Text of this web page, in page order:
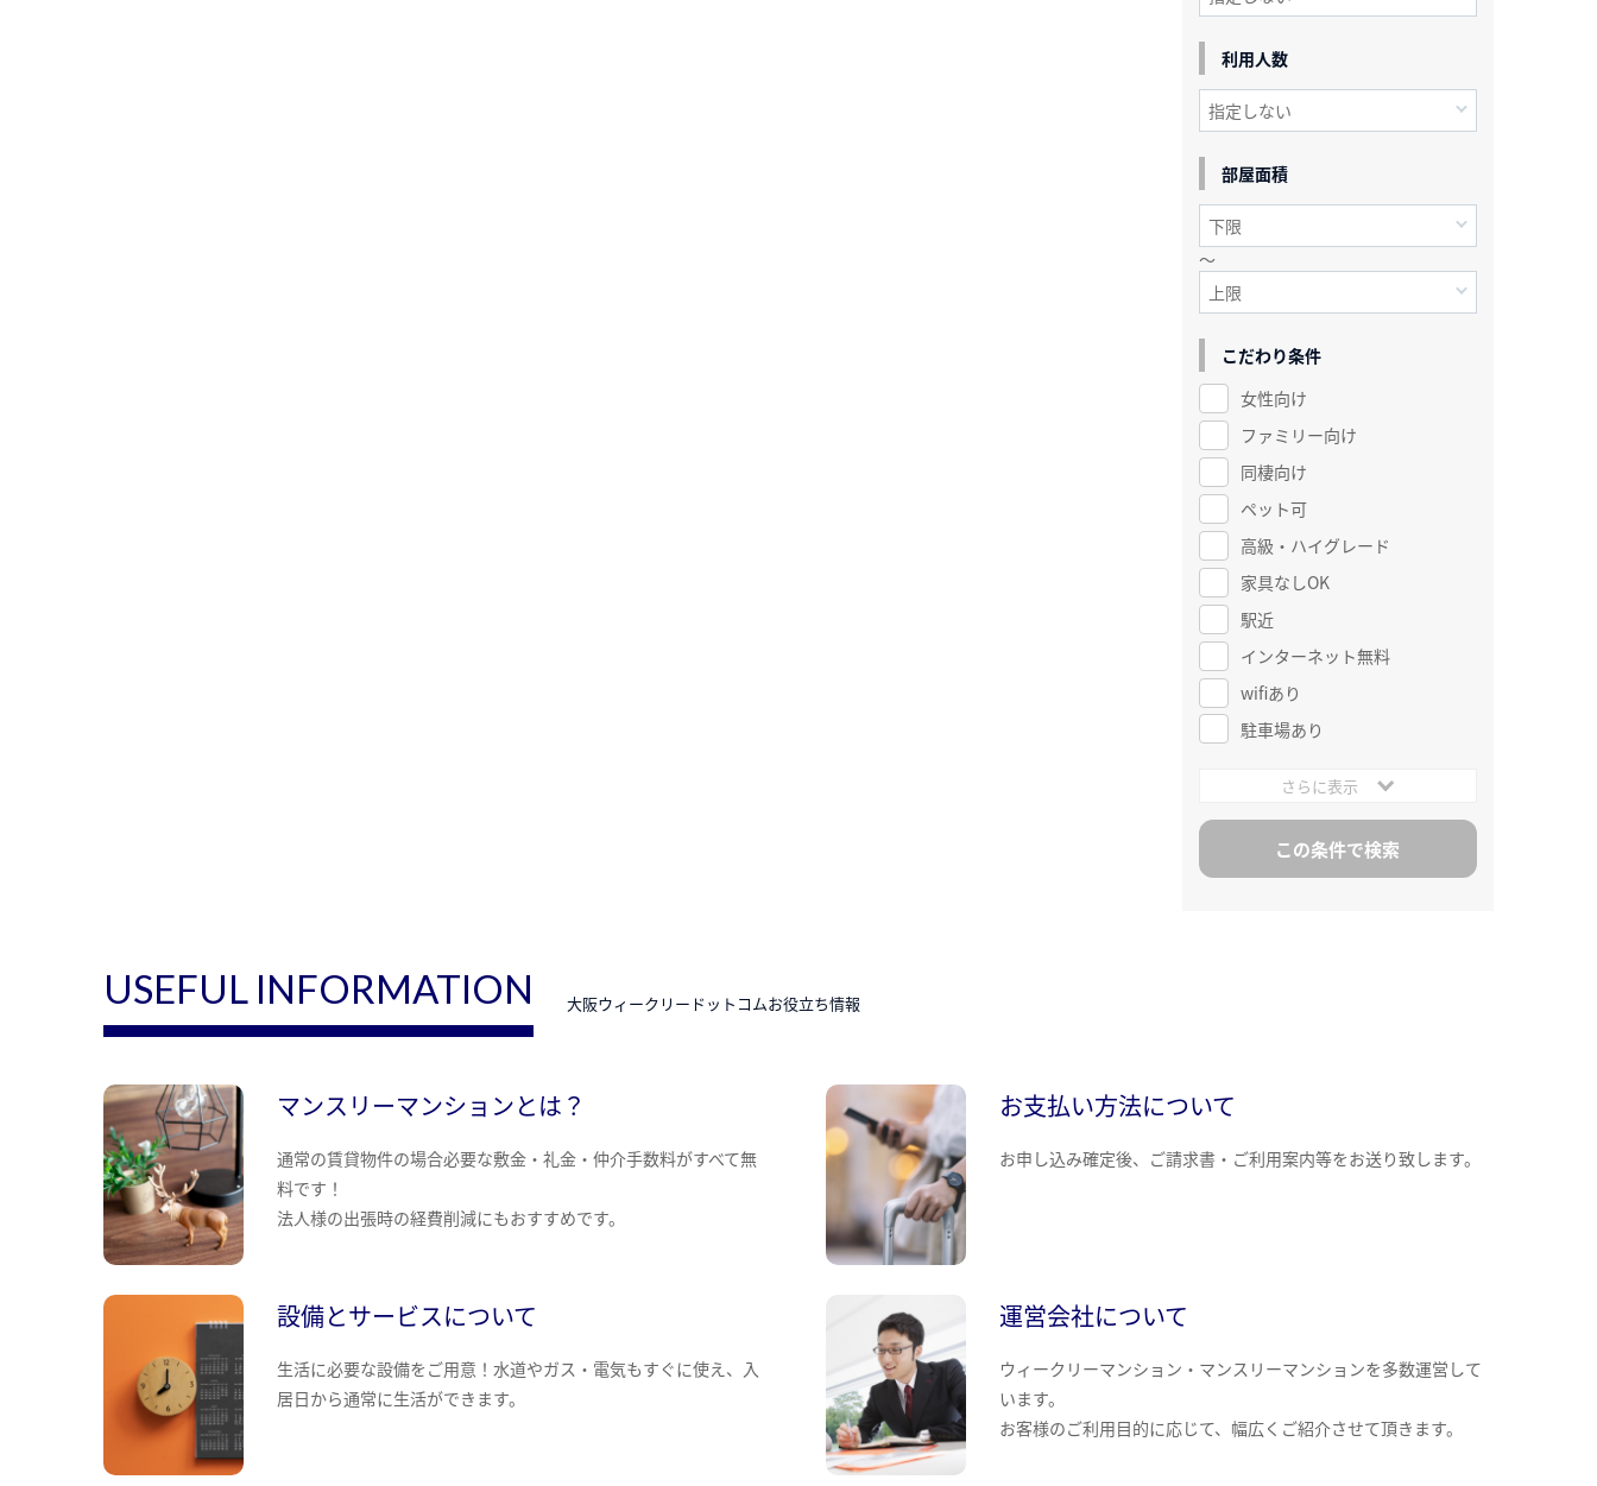
利用人数
部屋面積
～
こだわり条件
女性向け
ファミリー向け
同棲向け
ペット可
高級・ハイグレード
家具なしOK
駅近
インターネット無料
wifiあり
駐車場あり
さらに表示
USEFUL INFORMATION 大阪ウィークリードットコムお役立ち情報
マンスリーマンションとは？
通常の賃貸物件の場合必要な敷金・礼金・仲介手数料がすべて無
料です！
法人様の出張時の経費削減にもおすすめです。
お支払い方法について
お申し込み確定後、ご請求書・ご利用案内等をお送り致します。
設備とサービスについて
生活に必要な設備をご用意！水道やガス・電気もすぐに使え、入
居日から通常に生活ができます。
運営会社について
ウィークリーマンション・マンスリーマンションを多数運営して
います。
お客様のご利用目的に応じて、幅広くご紹介させて頂きます。